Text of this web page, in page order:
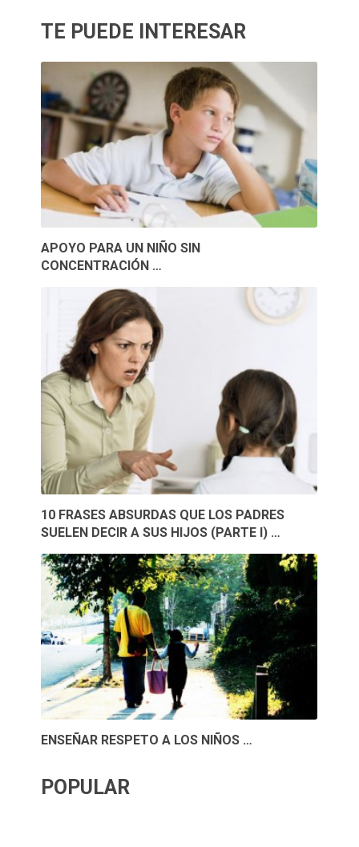
TE PUEDE INTERESAR
APOYO PARA UN NIÑO SIN
CONCENTRACIÓN …
10 FRASES ABSURDAS QUE LOS PADRES
SUELEN DECIR A SUS HIJOS (PARTE I) …
ENSEÑAR RESPETO A LOS NIÑOS …
POPULAR